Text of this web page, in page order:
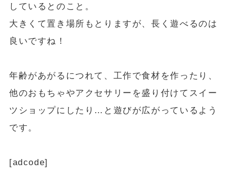
しているとのこと。
大きくて置き場所もとりますが、長く遊べるのは
良いですね！
年齢があがるにつれて、工作で食材を作ったり、
他のおもちゃやアクセサリーを盛り付けてスイー
ツショップにしたり…と遊びが広がっているよう
です。
[adcode]